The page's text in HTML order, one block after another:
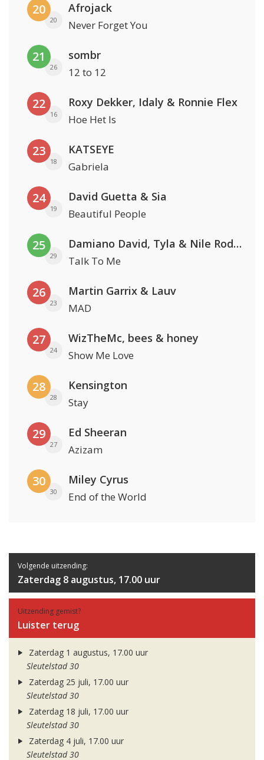
20
20
Afrojack
Never Forget You
21
26
sombr
12 to 12
22
16
Roxy Dekker, Idaly & Ronnie Flex
Hoe Het Is
23
18
KATSEYE
Gabriela
24
19
David Guetta & Sia
Beautiful People
25
29
Damiano David, Tyla & Nile Rodgers
Talk To Me
26
23
Martin Garrix & Lauv
MAD
27
24
WizTheMc, bees & honey
Show Me Love
28
28
Kensington
Stay
29
27
Ed Sheeran
Azizam
30
30
Miley Cyrus
End of the World
Volgende uitzending:
Zaterdag 8 augustus, 17.00 uur
Uitzending gemist?
Luister terug
Zaterdag 1 augustus, 17.00 uur
Sleutelstad 30
Zaterdag 25 juli, 17.00 uur
Sleutelstad 30
Zaterdag 18 juli, 17.00 uur
Sleutelstad 30
Zaterdag 4 juli, 17.00 uur
Sleutelstad 30